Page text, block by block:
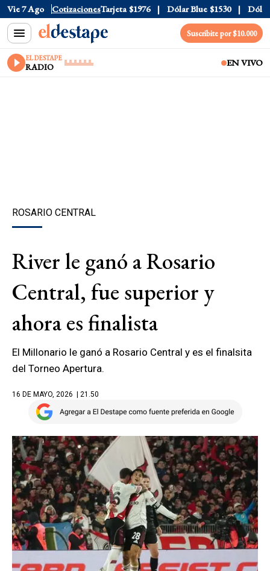
Vie 7 Ago Cotizaciones
$1520 Dólar Tarjeta $1976 Dólar Blue $1530 Dólar
Suscribite por $10.000
EL DESTAPE
RADIO EN VIVO
ROSARIO CENTRAL
River le ganó a Rosario
Central, fue superior y
ahora es finalista
El Millonario le ganó a Rosario Central y es el finalsita
del Torneo Apertura.
16 DE MAYO, 2026 | 21.50